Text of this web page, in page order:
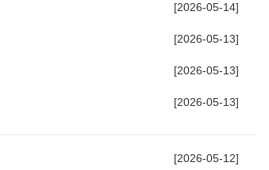
[2026-05-14]
[2026-05-13]
[2026-05-13]
[2026-05-13]
[2026-05-12]